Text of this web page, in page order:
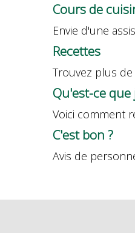
Cours de
Envie d'une
Recettes
Trouvez plus de
Qu'est-ce que
Voici comment
C'est bon ?
Avis de